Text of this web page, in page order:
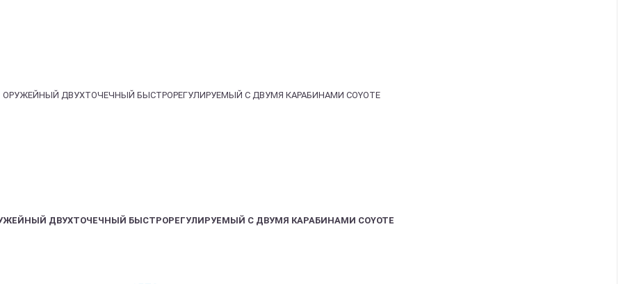
ДВУХТОЧЕЧНЫЙ БЫСТРОРЕГУЛИРУЕМЫЙ С ДВУМЯ КАРАБИНАМИ COYOTE